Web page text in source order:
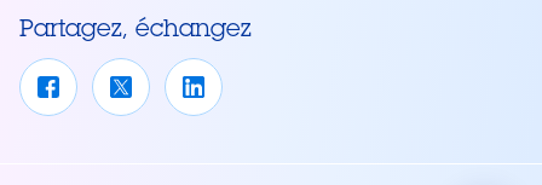
Partagez, échangez